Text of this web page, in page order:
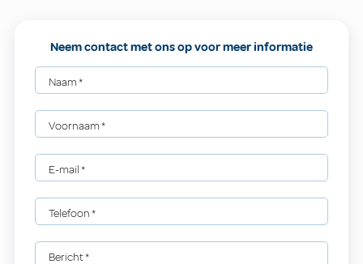
Neem contact met ons op voor meer informatie
Naam*
Voornaam*
E-mail*
Telefoon*
Bericht*